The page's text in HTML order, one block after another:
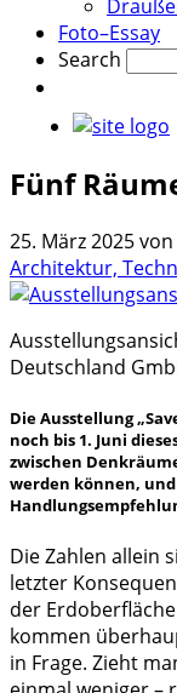
Foto–Essay
Search
Fünf
25. März 2025von
Architektur,
Deutschland
Die Ausstellung
noch bis 1. Juni
zwischen
werden können,
Die Zahlen allein
letzter
der
kommen
in Frage. Zieht